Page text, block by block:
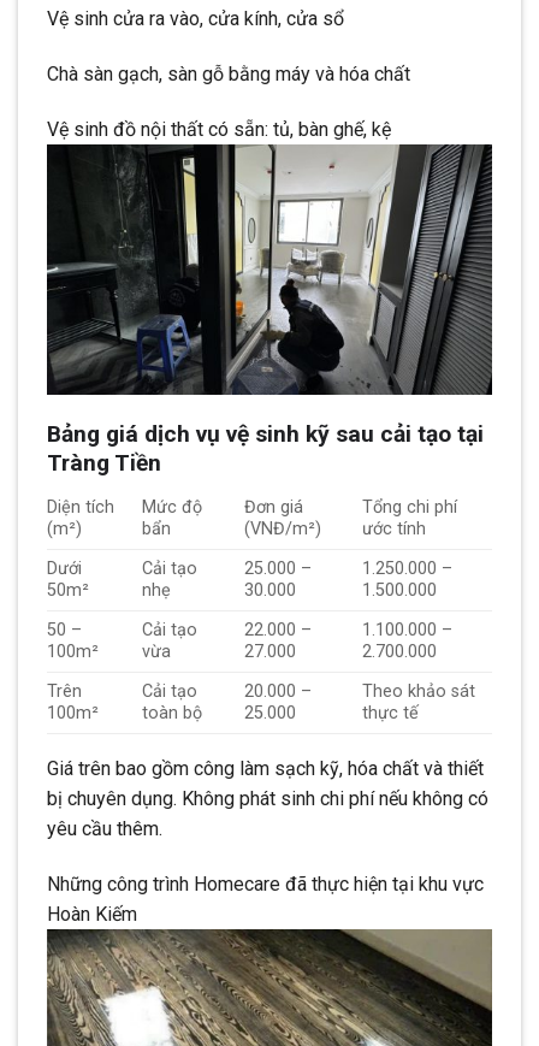
Vệ sinh cửa ra vào, cửa kính, cửa sổ
Chà sàn gạch, sàn gỗ bằng máy và hóa chất
Vệ sinh đồ nội thất có sẵn: tủ, bàn ghế, kệ
Bảng giá dịch vụ vệ sinh kỹ sau cải tạo tại
Tràng Tiền
Diện tích
(m²)
Mức độ
bẩn
Đơn giá
(VNĐ/m²)
Tổng chi phí
ước tính
Dưới
50m²
Cải tạo
nhẹ
25.000 –
30.000
1.250.000 –
1.500.000
50 –
100m²
Cải tạo
vừa
22.000 –
27.000
1.100.000 –
2.700.000
Trên
100m²
Cải tạo
toàn bộ
20.000 –
25.000
Theo khảo sát
thực tế
Giá trên bao gồm công làm sạch kỹ, hóa chất và thiết
bị chuyên dụng. Không phát sinh chi phí nếu không có
yêu cầu thêm.
Những công trình Homecare đã thực hiện tại khu vực
Hoàn Kiếm